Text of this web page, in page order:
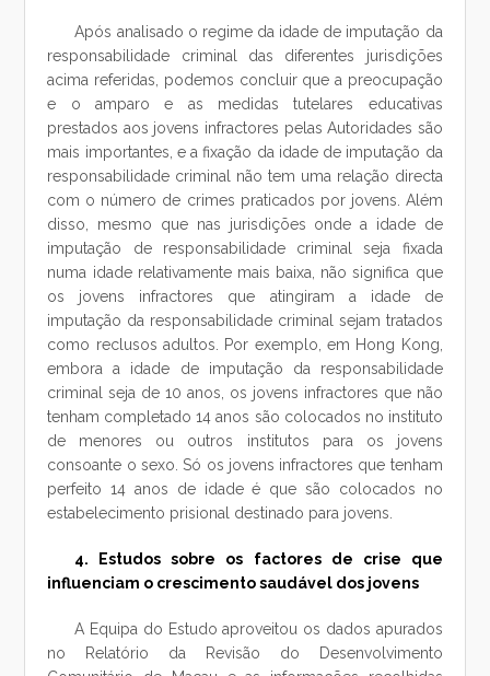
Após analisado o regime da idade de imputação da
responsabilidade criminal das diferentes jurisdições
acima referidas, podemos concluir que a preocupação
e o amparo e as medidas tutelares educativas
prestados aos jovens infractores pelas Autoridades são
mais importantes, e a fixação da idade de imputação da
responsabilidade criminal não tem uma relação directa
com o número de crimes praticados por jovens. Além
disso, mesmo que nas jurisdições onde a idade de
imputação de responsabilidade criminal seja fixada
numa idade relativamente mais baixa, não significa que
os jovens infractores que atingiram a idade de
imputação da responsabilidade criminal sejam tratados
como reclusos adultos. Por exemplo, em Hong Kong,
embora a idade de imputação da responsabilidade
criminal seja de 10 anos, os jovens infractores que não
tenham completado 14 anos são colocados no instituto
de menores ou outros institutos para os jovens
consoante o sexo. Só os jovens infractores que tenham
perfeito 14 anos de idade é que são colocados no
estabelecimento prisional destinado para jovens.
4. Estudos sobre os factores de crise que
influenciam o crescimento saudável dos jovens
A Equipa do Estudo aproveitou os dados apurados
no Relatório da Revisão do Desenvolvimento